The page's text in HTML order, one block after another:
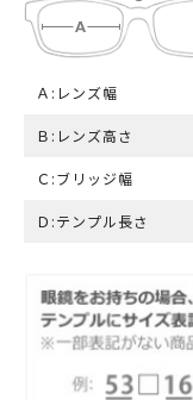
Ａ:レンズ幅
Ｂ:レンズ高さ
Ｃ:ブリッジ幅
Ｄ:テンプル長さ